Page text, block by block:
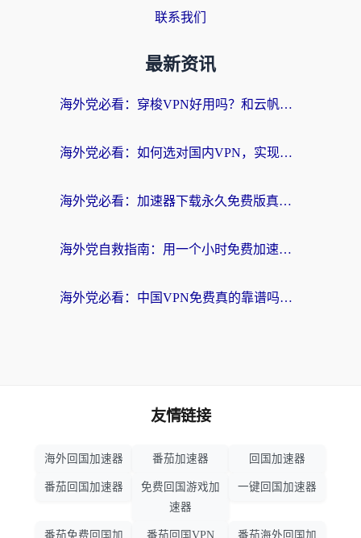
联系我们
最新资讯
海外党必看：穿梭VPN好用吗？和云帆VPN对比哪个回国效果更好？附真实测评+避坑指南
海外党必看：如何选对国内VPN，实现无缝访问国内资源？
海外党必看：加速器下载永久免费版真的存在吗？教你无缝访问国内资源的正确姿势
海外党自救指南：用一个小时免费加速器，轻松打破国内资源访问壁垒？
海外党必看：中国VPN免费真的靠谱吗？手把手教你选对回国加速器
友情链接
海外回国加速器 番茄加速器 回国加速器
番茄回国加速器
免费回国游戏加
速器
一键回国加速器
番茄免费回国加 番茄回国VPN 番茄海外回国加